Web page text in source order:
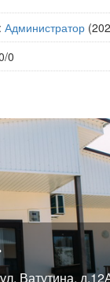
: Администратор
/0
Ватутина,